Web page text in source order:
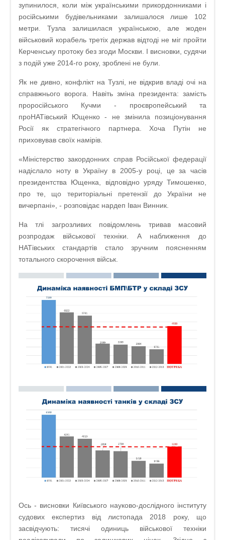
зупинилося, коли між українськими прикордонниками і
російськими будівельниками залишалося лише 102
метри. Тузла залишилася українською, але жоден
військовий корабель третіх держав відтоді не міг пройти
Керченську протоку без згоди Москви. І висновки, судячи
з подій уже 2014-го року, зроблені не були.
Як не дивно, конфлікт на Тузлі, не відкрив владі очі на
справжнього ворога. Навіть зміна президента: замість
проросійського Кучми - проєвропейський та
проНАТівський Ющенко - не змінила позиціонування
Росії як стратегічного партнера. Хоча Путін не
приховував своїх намірів.
«Міністерство закордонних справ Російської федерації
надіслало ноту в Україну в 2005-у році, це за часів
президентства Ющенка, відповідно уряду Тимошенко,
про те, що територіальні претензії до України не
вичерпані», - розповідає нардеп Іван Винник.
На тлі загрозливих повідомлень тривав масовий
розпродаж військової техніки. А наближення до
НАТівських стандартів стало зручним поясненням
тотального скорочення військ.
Ось - висновки Київського науково-дослідного інституту
судових експертиз від листопада 2018 року, що
засвідчують: тисячі одиниць військової техніки